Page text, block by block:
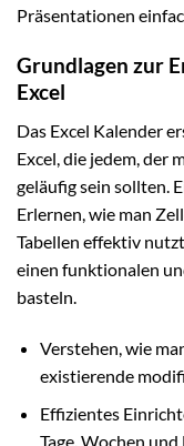
Präsentationen
Grundlagen zur
Excel
Das Excel Kalender
Excel, die jedem, der
geläufig sein sollten.
Erlernen, wie man
Tabellen effektiv
einen funktionalen
basteln.
Verstehen, wie
existierende
Effizientes
Tage, Wochen